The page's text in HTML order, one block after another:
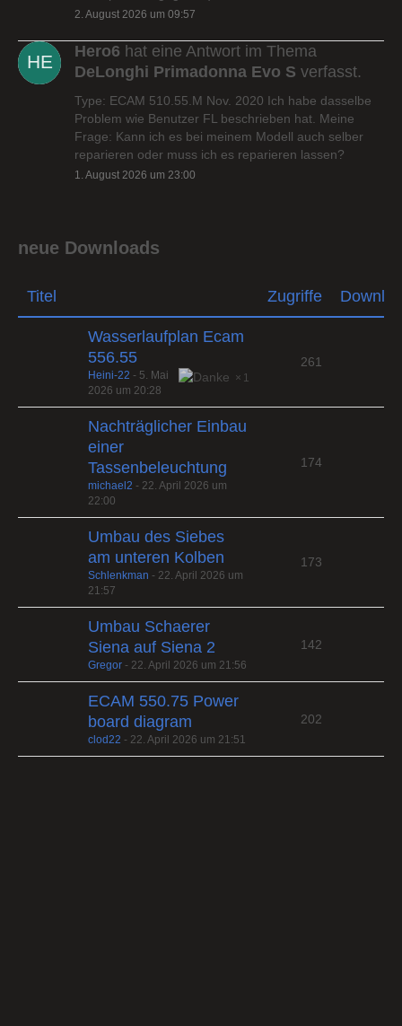
2. August 2026 um 09:57
Hero6 hat eine Antwort im Thema
DeLonghi Primadonna Evo S verfasst.
Type: ECAM 510.55.M Nov. 2020 Ich habe dasselbe
Problem wie Benutzer FL beschrieben hat. Meine
Frage: Kann ich es bei meinem Modell auch selber
reparieren oder muss ich es reparieren lassen?
1. August 2026 um 23:00
neue Downloads
Titel Zugriffe
Wasserlaufplan Ecam
556.55
1
Heini-22 - 5. Mai
2026 um 20:28
261
Nachträglicher Einbau
einer
Tassenbeleuchtung
michael2 - 22. April 2026 um
22:00
174
Umbau des Siebes
am unteren Kolben
Schlenkman - 22. April 2026 um
21:57
173
Umbau Schaerer
Siena auf Siena 2
Gregor - 22. April 2026 um 21:56
142
ECAM 550.75 Power
board diagram
clod22 - 22. April 2026 um 21:51
202